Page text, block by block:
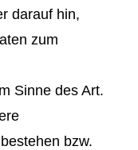
darauf hin,
zum
Sinne des Art.
bzw.